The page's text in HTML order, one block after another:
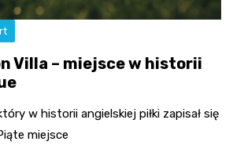
Villa – miejsce w historii
w historii angielskiej piłki zapisał się
miejsce